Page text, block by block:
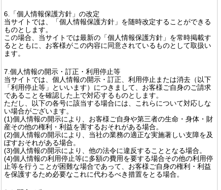
6.「個人情報保護方針」の改定
当サイトでは、「個人情報保護方針」を随時改定することができる
ものとします。
この場合、当サイトでは最新の「個人情報保護方針」を常時掲載す
るとともに、お客様がこの内容に同意されているものとして取扱い
ます。
7.個人情報の開示・訂正・利用停止等
当サイトでは、個人情報の開示・訂正、利用停止または消去（以下
「利用停止等」といいます）につきまして、お客様ご自身のご請求
であることを確認した上で対応するものとします。
ただし、以下の各号に該当する場合には、これらについて対応しな
い場合がございます。
(1)個人情報の開示により、お客様ご自身や第三者の生命・身体・財
産その他の権利・利益を害するおそれがある場合。
(2)個人情報の開示により、当社の業務の適正な実施著しい支障を及
ぼすおそれがある場合。
(3)個人情報の開示により、他の法令に違反することとなる場合。
(4)個人情報の利用停止等に多額の費用を要する場合その他の利用停
止等を行うことが困難な場合であって、お客様ご自身の権利・利益
を保護するため必要なこれに代わるべき措置をとる場合。